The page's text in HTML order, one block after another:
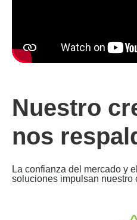
Nuestro
nos
La confianza del mercado y
soluciones impulsan nuestro